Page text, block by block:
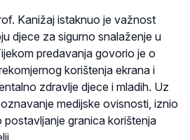
Kanižaj istaknuo je važnost
djece za sigurno snalaženje u
predavanja govorio je o
korištenja ekrana i
zdravlje djece i mladih. Uz
medijske ovisnosti, iznio
postavljanje granica korištenja